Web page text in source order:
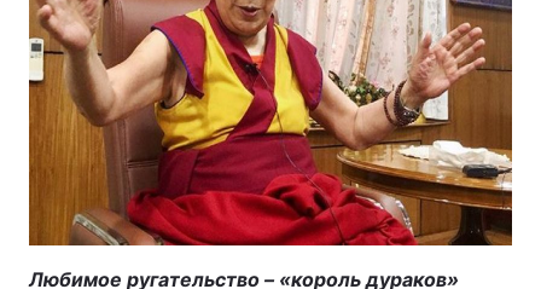
Любимое ругательство – «король дураков»